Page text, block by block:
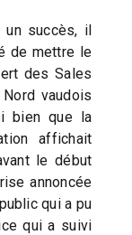
un succès, il
de mettre le
des Sales
vaudois
bien que la
affichait
le début
annoncée
qui a pu
qui a suivi